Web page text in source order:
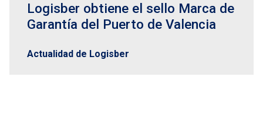
Logisber obtiene el sello Marca de
Garantía del Puerto de Valencia
Actualidad de Logisber